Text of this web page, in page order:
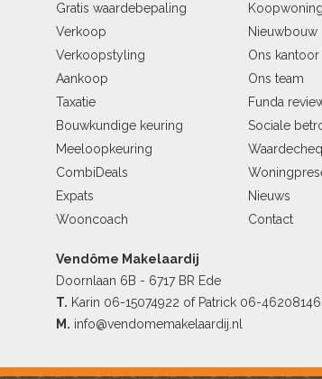
Gratis waardebepaling
Verkoop
Verkoopstyling
Aankoop
Taxatie
Bouwkundige keuring
Meeloopkeuring
CombiDeals
Expats
Wooncoach
Nieuwbouw
Ons kantoor
Ons team
Funda
Sociale
Nieuws
Contact
Vendôme Makelaardij
Doornlaan 6B - 6717 BR Ede
T. Karin 06-15074922 of Patrick 06-46208146
M. info@vendomemakelaardij.nl